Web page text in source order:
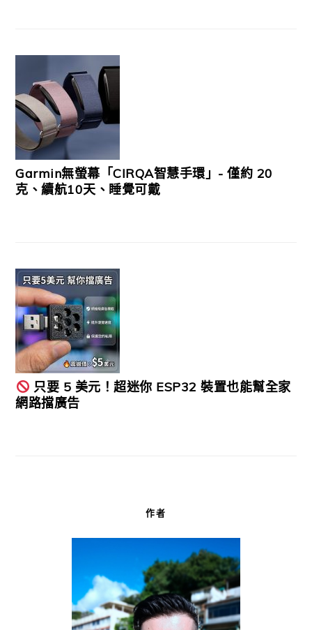
Garmin無螢幕「CIRQA智慧手環」- 僅約 20
克、續航10天、睡覺可戴
只要 5 美元！超迷你 ESP32 裝置也能幫全家
網路擋廣告
作者